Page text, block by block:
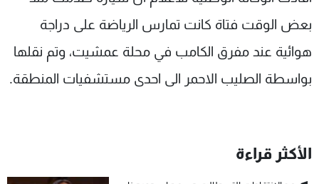
بعض الوقت فتاة كانت تمارس الرياضة على دراجة
هوائية عند مفرق الكامب في محلة عمشيت، وتم نقلها
بواسطة الصليب الاحمر الى احدى مستشفيات المنطقة.
الأكثر قراءة
شاهد البرامج
الترددات
عن MTV
وظائف